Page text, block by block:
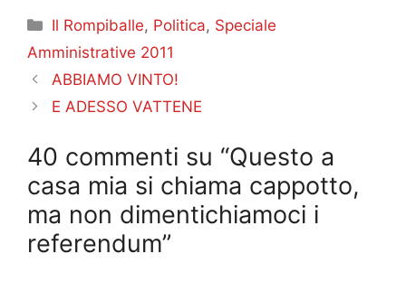
Categorie
Il Rompiballe, Politica, Speciale
Amministrative 2011
ABBIAMO VINTO!
E ADESSO VATTENE
40 commenti su “Questo a
casa mia si chiama cappotto,
ma non dimentichiamoci i
referendum”